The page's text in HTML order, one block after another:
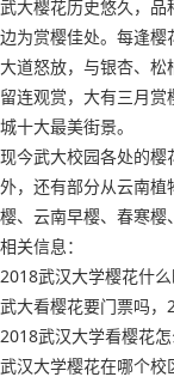
武大樱花历史悠久，品
边为赏樱佳处。每逢
大道怒放，与银杏、松
留连观赏，大有三月
城十大最美街景。
现今武大校园各处的樱
外，还有部分从云南植
樱、云南早樱、春寒樱
相关信息：
2018武汉大学樱花什
武大看樱花要门票吗，
2018武汉大学看樱花
武汉大学樱花在哪个校